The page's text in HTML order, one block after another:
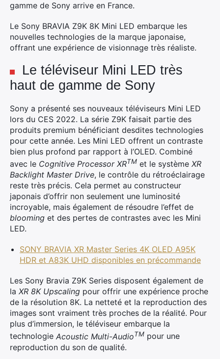
gamme de Sony arrive en France.
Le Sony BRAVIA Z9K 8K Mini LED embarque les
nouvelles technologies de la marque japonaise,
offrant une expérience de visionnage très réaliste.
Le téléviseur Mini LED très
haut de gamme de Sony
Sony a présenté ses nouveaux téléviseurs Mini LED
lors du CES 2022. La série Z9K faisait partie des
produits premium bénéficiant desdites technologies
pour cette année. Les Mini LED offrent un contraste
bien plus profond par rapport à l’OLED. Combiné
avec le Cognitive Processor XRTM et le système XR
Backlight Master Drive, le contrôle du rétroéclairage
reste très précis. Cela permet au constructeur
japonais d’offrir non seulement une luminosité
incroyable, mais également de résoudre l’effet de
blooming et des pertes de contrastes avec les Mini
LED.
SONY BRAVIA XR Master Series 4K OLED A95K
HDR et A83K UHD disponibles en précommande
Les Sony Bravia Z9K Series disposent également de
la XR 8K Upscaling pour offrir une expérience proche
de la résolution 8K. La netteté et la reproduction des
images sont vraiment très proches de la réalité. Pour
plus d’immersion, le téléviseur embarque la
technologie Acoustic Multi-AudioTM pour une
reproduction du son de qualité.